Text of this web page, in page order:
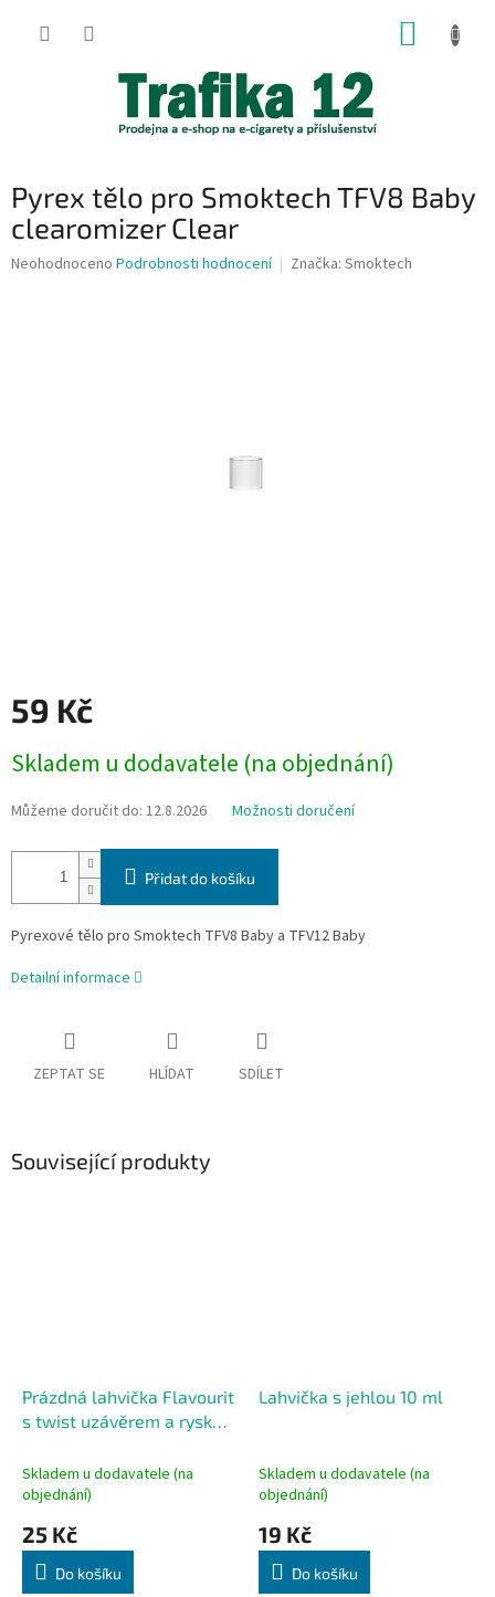
Pyrex tělo pro Smoktech TFV8 Baby
clearomizer Clear
Průměrné
Neohodnoceno Podrobnosti hodnocení Značka: Smoktech
59 Kč
cena:
Skladem u dodavatele (na objednání)
Můžeme doručit do: 12.8.2026 Možnosti doručení
Přidat do košíku
Pyrexové tělo pro Smoktech TFV8 Baby a TFV12 Baby
Detailní informace
ZEPTAT SE HLÍDAT SDÍLET
Související produkty
Prázdná lahvička Flavourit
s twist uzávěrem a ryskou
Skladem u dodavatele (na
objednání)
25 Kč
Do košíku
Lahvička s jehlou 10 ml
Skladem u dodavatele (na
objednání)
19 Kč
Do košíku